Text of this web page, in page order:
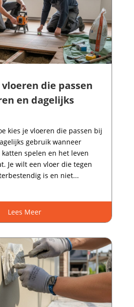
die passen
en dagelijks
kies je vloeren die passen bij
gebruik wanneer
spelen en het leven
Je wilt een vloer die tegen
is en niet...
Lees Meer